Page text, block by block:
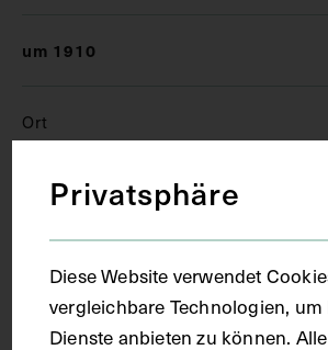
um 1910
Ort
München
Karton
Privatsphäre
Diese Website verwendet
vergleichbare Technologien,
Dienste anbieten zu können. Alle